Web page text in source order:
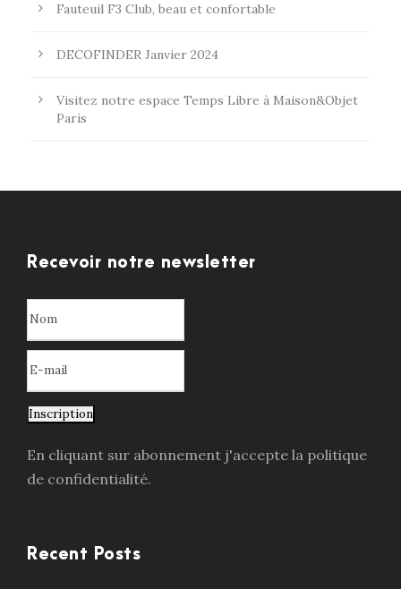
Fauteuil F3 Club, beau et confortable
DECOFINDER Janvier 2024
Visitez notre espace Temps Libre à Maison&Objet
Paris
Recevoir notre newsletter
Inscription
En cliquant sur abonnement j'accepte la politique
de confidentialité.
Recent Posts